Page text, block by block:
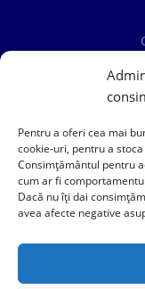
Pentru a oferi cea mai
cookie-uri, pentru a
Consimțământul pentru
cum ar fi
Dacă nu îți dai
avea afecte negative